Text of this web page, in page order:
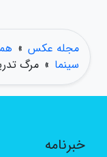
مجله عکس »
سینما » مرگ
خبرنامه